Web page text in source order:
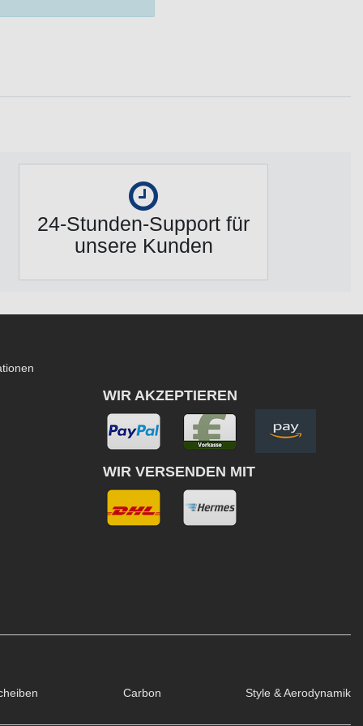
24-Stunden-Support für
unsere Kunden
WIR AKZEPTIEREN
WIR VERSENDEN MIT
Carbon Style & Aerodynamik